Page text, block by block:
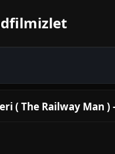
( The Railway Man )